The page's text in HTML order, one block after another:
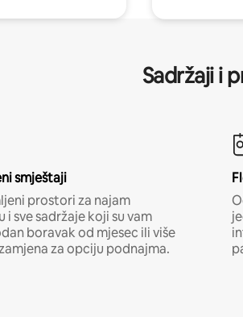
Sadržaji i
smještaji
prostori za najam
i sve sadržaje koji su vam
boravak od mjesec ili više
za opciju podnajma.